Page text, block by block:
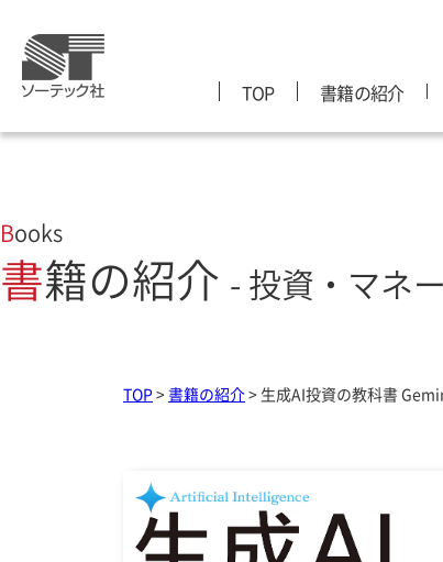
TOP 書籍の紹介
プロが教え
Books
書籍の紹介 - 投資・マネー
TOP >書籍の紹介> 生成AI投資の教科書